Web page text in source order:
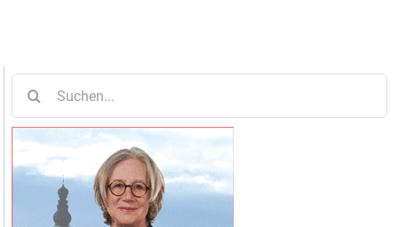
nach: